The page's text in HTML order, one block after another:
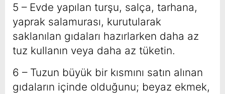
5 – Evde yapılan turşu, salça, tarhana,
yaprak salamurası, kurutularak
saklanılan gıdaları hazırlarken daha az
tuz kullanın veya daha az tüketin.
6 – Tuzun büyük bir kısmını satın alınan
gıdaların içinde olduğunu; beyaz ekmek,